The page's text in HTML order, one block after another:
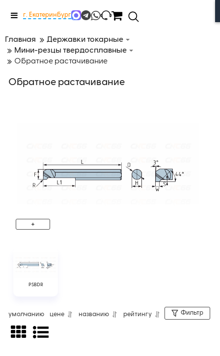
Меню
г. Екатеринбург
Главная
Державки токарные
Мини-резцы твердосплавные
Обратное растачивание
Обратное растачивание
внутренних канавок. Тип обрабатываемого
материала - сталь, нержавеющая сталь,
чугун, жаропрочные сплавы. В линейке
+
PSBDR
умолчанию цене названию рейтингу Фильтр